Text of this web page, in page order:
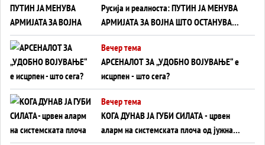
Русија и реалноста: ПУТИН ЈА МЕНУВА
АРМИЈАТА ЗА ВОЈНА ШТО ОСТАНУВА
БЕЗ ФРОНТ
Вечер тема
АРСЕНАЛОТ ЗА „УДОБНО ВОЈУВАЊЕ“ е
исцрпен - што сега?
Вечер тема
КОГА ДУНАВ ЈА ГУБИ СИЛАТА - црвен
аларм на системската плоча од јужна